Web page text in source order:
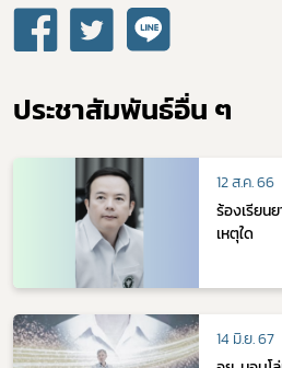
ประชาสัมพันธ์อื่น ๆ
12 ส.ค. 66
ร้องเรียน
เหตุใด
14 มิ.ย. 67